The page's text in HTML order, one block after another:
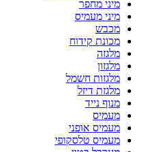
מיני מחפר
מיני מעמיס
מכבש
מכונת קידוח
מלגזה
מלגזון
מלגזות חשמל
מלגזת דיזל
מנוף נייד
מעמיס
מעמיס אופני
מעמיס טלסקופי